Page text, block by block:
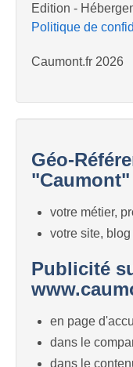
Edition -
Politique de
Caumont.fr 2026
Géo-
votre métier,
votre site,
Publicité
en page
dans le
dans le